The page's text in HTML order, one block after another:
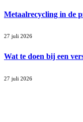
Metaalrecycling in de
27 juli 2026
Wat te doen bij een
27 juli 2026